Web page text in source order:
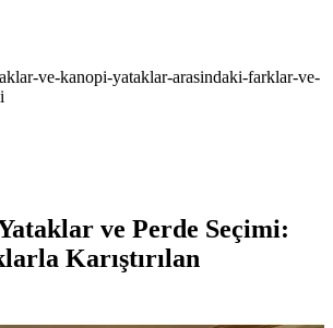
ve-kanopi-yataklar-arasindaki-farklar-ve-
ve Perde Seçimi:
Karıştırılan